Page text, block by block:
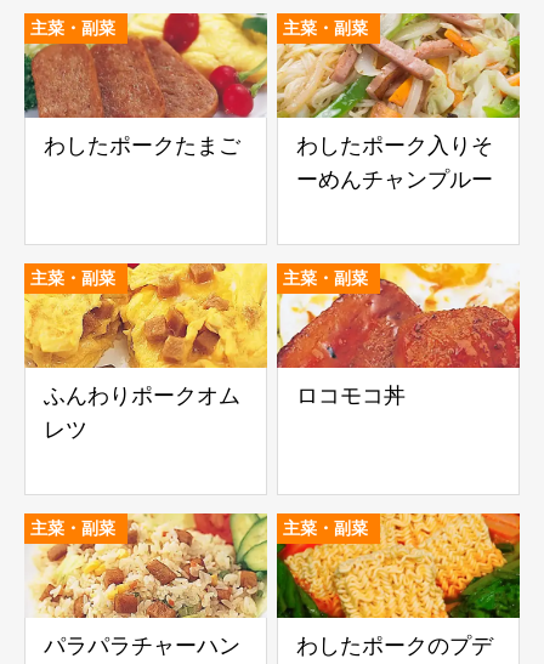
主菜・副菜
わしたポークたまご
主菜・副菜
わしたポーク入りそ
ーめんチャンプルー
主菜・副菜
ふんわりポークオム
レツ
主菜・副菜
ロコモコ丼
主菜・副菜
パラパラチャーハン
主菜・副菜
わしたポークのプデ